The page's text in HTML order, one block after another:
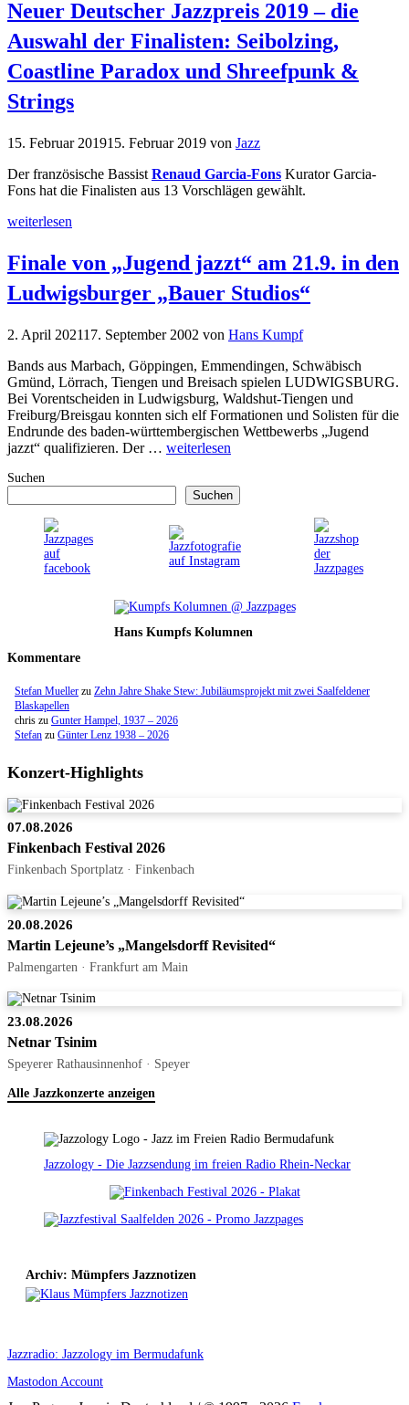
Neuer Deutscher Jazzpreis 2019 – die
Auswahl der Finalisten: Seibolzing,
Coastline Paradox und Shreefpunk &
Strings
15. Februar 201915. Februar 2019 von Jazz
Der französische Bassist Renaud Garcia-Fons Kurator Garcia-
Fons hat die Finalisten aus 13 Vorschlägen gewählt.
weiterlesen
Finale von „Jugend jazzt“ am 21.9. in den
Ludwigsburger „Bauer Studios“
2. April 202117. September 2002 von Hans Kumpf
Bands aus Marbach, Göppingen, Emmendingen, Schwäbisch
Gmünd, Lörrach, Tiengen und Breisach spielen LUDWIGSBURG.
Bei Vorentscheiden in Ludwigsburg, Waldshut-Tiengen und
Freiburg/Breisgau konnten sich elf Formationen und Solisten für die
Endrunde des baden-württembergischen Wettbewerbs „Jugend
jazzt“ qualifizieren. Der … weiterlesen
Suchen
Suchen
Hans Kumpfs Kolumnen
Kommentare
Stefan Mueller zu Zehn Jahre Shake Stew: Jubiläumsprojekt mit zwei Saalfeldener
Blaskapellen
chris zu Gunter Hampel, 1937 – 2026
Stefan zu Günter Lenz 1938 – 2026
Konzert-Highlights
07.08.2026
Finkenbach Festival 2026
Finkenbach Sportplatz · Finkenbach
20.08.2026
Martin Lejeune’s „Mangelsdorff Revisited“
Palmengarten · Frankfurt am Main
23.08.2026
Netnar Tsinim
Speyerer Rathausinnenhof · Speyer
Alle Jazzkonzerte anzeigen
Jazzology - Die Jazzsendung im freien Radio Rhein-Neckar
Archiv: Mümpfers Jazznotizen
Jazzradio: Jazzology im Bermudafunk
Mastodon Account